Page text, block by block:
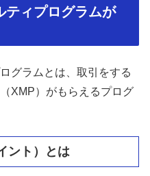
ティプログラムが
グラムとは、取引をする
XMP）がもらえるプログ
ント）とは